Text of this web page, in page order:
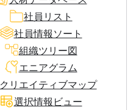
社員リスト
社員情報ソート
組織ツリー図
エニアグラム
クリエイティブマップ
選択情報ビュー